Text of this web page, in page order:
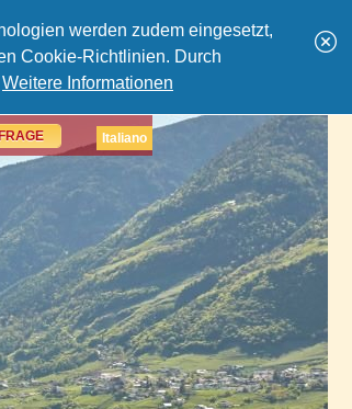
werden zudem eingesetzt,
Cookie-Richtlinien. Durch
Weitere Informationen
Italiano